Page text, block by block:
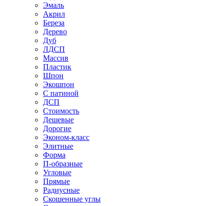
Эмаль
Акрил
Береза
Дерево
Дуб
ЛДСП
Массив
Пластик
Шпон
Экошпон
С патиной
ДСП
Стоимость
Дешевые
Дорогие
Эконом-класс
Элитные
Форма
П-образные
Угловые
Прямые
Радиусные
Скошенные углы